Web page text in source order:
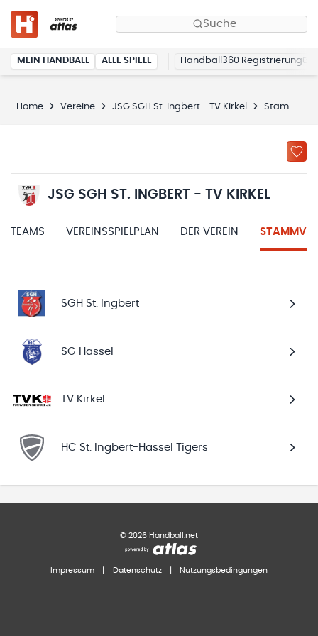
Suche
MEIN HANDBALL ALLE SPIELE Handball360 Registrierung
Home Vereine JSG SGH St. Ingbert - TV Kirkel Stammvereine
JSG SGH ST. INGBERT - TV KIRKEL
TEAMS VEREINSSPIELPLAN DER VEREIN
SGH St. Ingbert
SG Hassel
TV Kirkel
HC St. Ingbert-Hassel Tigers
© 2026 Handball.net
Impressum Datenschutz Nutzungsbedingungen